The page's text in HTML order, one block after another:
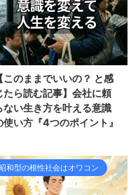
【このままでいいの？ と感
たら読む記事】会社に頼
ない生き方を叶える意識
使い方『4つのポイント』
こそ変わる」と決意しても、気
けばまた同じ毎日。 満員電
、上司の顔色、終わらない残
和型の根性社会はオワコン